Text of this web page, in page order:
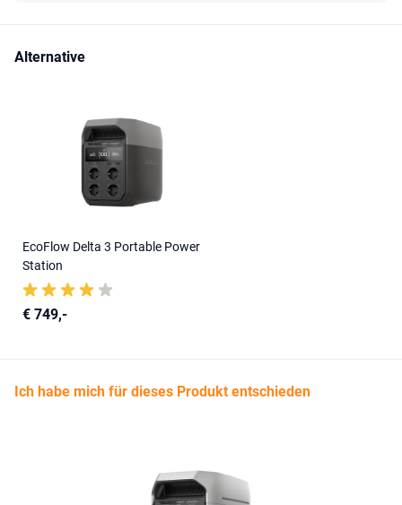
Alternative
EcoFlow Delta 3 Portable Power
Station
€ 749,-
Ich habe mich für dieses Produkt entschieden